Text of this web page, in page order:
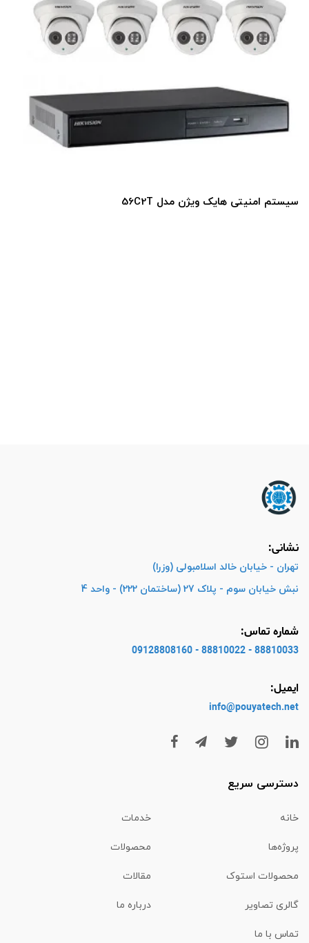
نشانی:
تهران - خیابان خالد اسلامبولی (وزرا)
نبش خیابان سوم - پلاک 27 (ساختمان 222) - واحد 4
شماره تماس:
88810033 - 88810022 - 09128808160
ایمیل:
info@pouyatech.net
دسترسی سریع
خانه خدمات
پروژه‌ها محصولات
محصولات استوک مقالات
گالری تصاویر درباره ما
تماس با ما